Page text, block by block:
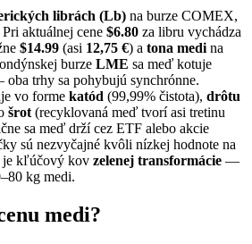
librách (Lb) na burze COMEX,
Pri aktuálnej cene $6.80 za libru vychádza
$14.99 (asi 12,75 €) a tona medina
burze LME sa meď kotuje
trhy sa pohybujú synchrónne.
vo forme katód (99,99% čistota), drôtu
šrot(recyklovaná meď tvorí asi tretinu
sa meď drží cez ETF alebo akcie
sú nezvyčajné kvôli nízkej hodnote na
je kľúčový kov zelenej transformácie —
kg medi.
medi?